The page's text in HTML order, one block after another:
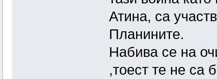
Атина, са
Планините.
Набива се на
,тоест те не са